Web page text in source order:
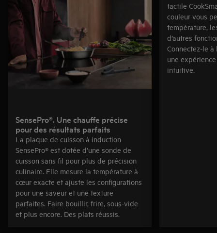
SensePro®. Une chauffe précise
pour des résultats parfaits
La plaque de cuisson à induction
SensePro® est dotée d’une sonde de
cuisson sans fil pour plus de précision
culinaire. Elle mesure la température à
cœur exacte et ajuste les configurations
pour une saveur et une texture
parfaites. Faire bouillir, frire, sous-vide
et plus encore. Des plats réussis.
tactile
couleur vous
température,
d’autres
Connectez-le à
une
intuitive.